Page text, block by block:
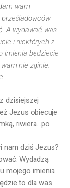
wam
A wydawać was
i niektórych z
imienia będziecie
nie zginie.
dzisiejszej
Jezus obiecuje
riwiera...po
nam dziś Jezus?
Wydadzą
mojego imienia
to dla was